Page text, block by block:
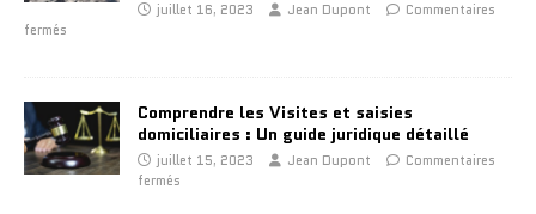
juillet 16, 2023 Jean Dupont
Commentaires
fermés
Comprendre les Visites et saisies
domiciliaires : Un guide juridique détaillé
juillet 15, 2023 Jean Dupont
Commentaires
fermés